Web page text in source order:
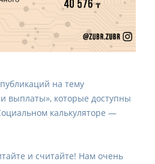
на тему
выплаты», которые доступны
калькуляторе —
и считайте! Нам очень